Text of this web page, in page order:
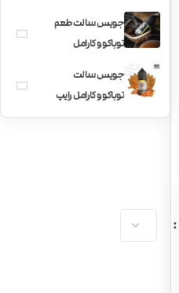
Bronze Blend
جویس سالت طعم
توباکو و کارامل
Caramel
جویس سالت
توباکو و کارامل رایپ
ویپ Ripe Vapes